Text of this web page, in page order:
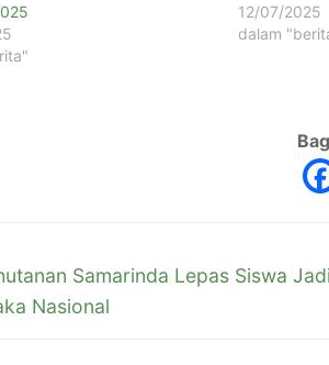
12/07/2025
dalam
Samarinda Lepas Siswa
Nasional